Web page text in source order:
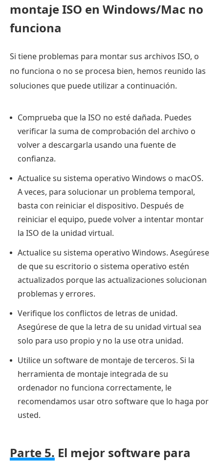
montaje ISO en Windows/Mac no
funciona
Si tiene problemas para montar sus archivos ISO, o
no funciona o no se procesa bien, hemos reunido las
soluciones que puede utilizar a continuación.
Comprueba que la ISO no esté dañada. Puedes
verificar la suma de comprobación del archivo o
volver a descargarla usando una fuente de
confianza.
Actualice su sistema operativo Windows o macOS.
A veces, para solucionar un problema temporal,
basta con reiniciar el dispositivo. Después de
reiniciar el equipo, puede volver a intentar montar
la ISO de la unidad virtual.
Actualice su sistema operativo Windows. Asegúrese
de que su escritorio o sistema operativo estén
actualizados porque las actualizaciones solucionan
problemas y errores.
Verifique los conflictos de letras de unidad.
Asegúrese de que la letra de su unidad virtual sea
solo para uso propio y no la use otra unidad.
Utilice un software de montaje de terceros. Si la
herramienta de montaje integrada de su
ordenador no funciona correctamente, le
recomendamos usar otro software que lo haga por
usted.
Parte 5. El mejor software para